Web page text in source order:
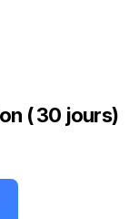
( 30 jours)